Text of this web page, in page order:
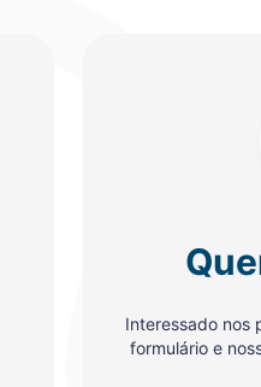
Interessado nos
formulário e